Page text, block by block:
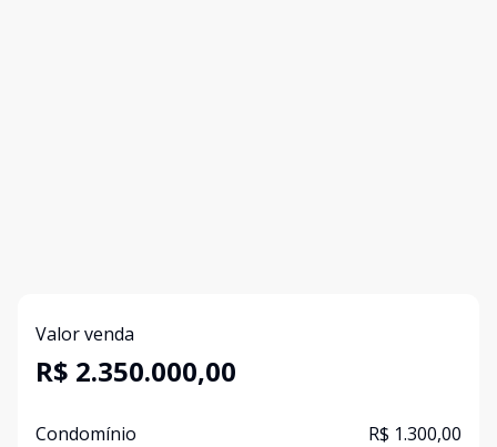
Valor venda
R$ 2.350.000,00
Condomínio R$ 1.300,00